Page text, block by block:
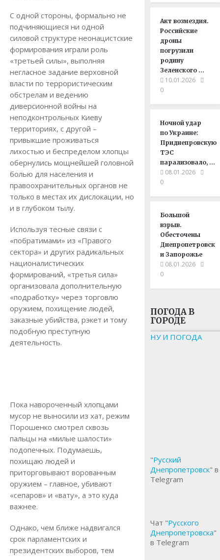
С одной стороны, формально не
подчиняющиеся ни одной
силовой структуре неонацистские
формирования играли роль
«третьей силы», выполняя
негласное задание верховной
власти по террористическим
обстрелам и ведению
диверсионной войны на
неподконтрольных Киеву
территориях, с другой –
привыкшие проживаться
лихостью и беспределом хлопцы
обернулись мощнейшей головной
болью для населения и
правоохранительных органов не
только в местах их дислокации, но
и в глубоком тылу.
Используя тесные связи с
«побратимами» из «Правого
сектора» и других радикальных
националистических
формирований, «третья сила»
организовала дополнительную
«подработку» через торговлю
оружием, похищение людей,
заказные убийства, рэкет и тому
подобную преступную
деятельность.
Пока навороченный хлопцами
мусор не выносили из хат, режим
Порошенко смотрел сквозь
пальцы на «милые шалости»
подопечных. Подумаешь,
похищаю людей и
приторговывают ворованным
оружием – главное, убивают
«сепаров» и «вату», а это куда
важнее.
Однако, чем ближе надвигался
срок парламентских и
президентских выборов, тем
Акт возмездия.
Российские
дроны
погрузили
родину
Зеленского …
10.01.2026
0
Ночной удар
по Украине:
Приднепровскую
ТЭС
парализовало, …
08.01.2026
0
Большой
взрыв.
Обесточены
Днепропетровск
и Запорожье
08.01.2026
0
ПОГОДА В
ГОРОДЕ
НУ И ПОГОДА
"Русский
Днепропетровск" в
Telegram
Чат "Русского
Днепропетровска"
в Telegram